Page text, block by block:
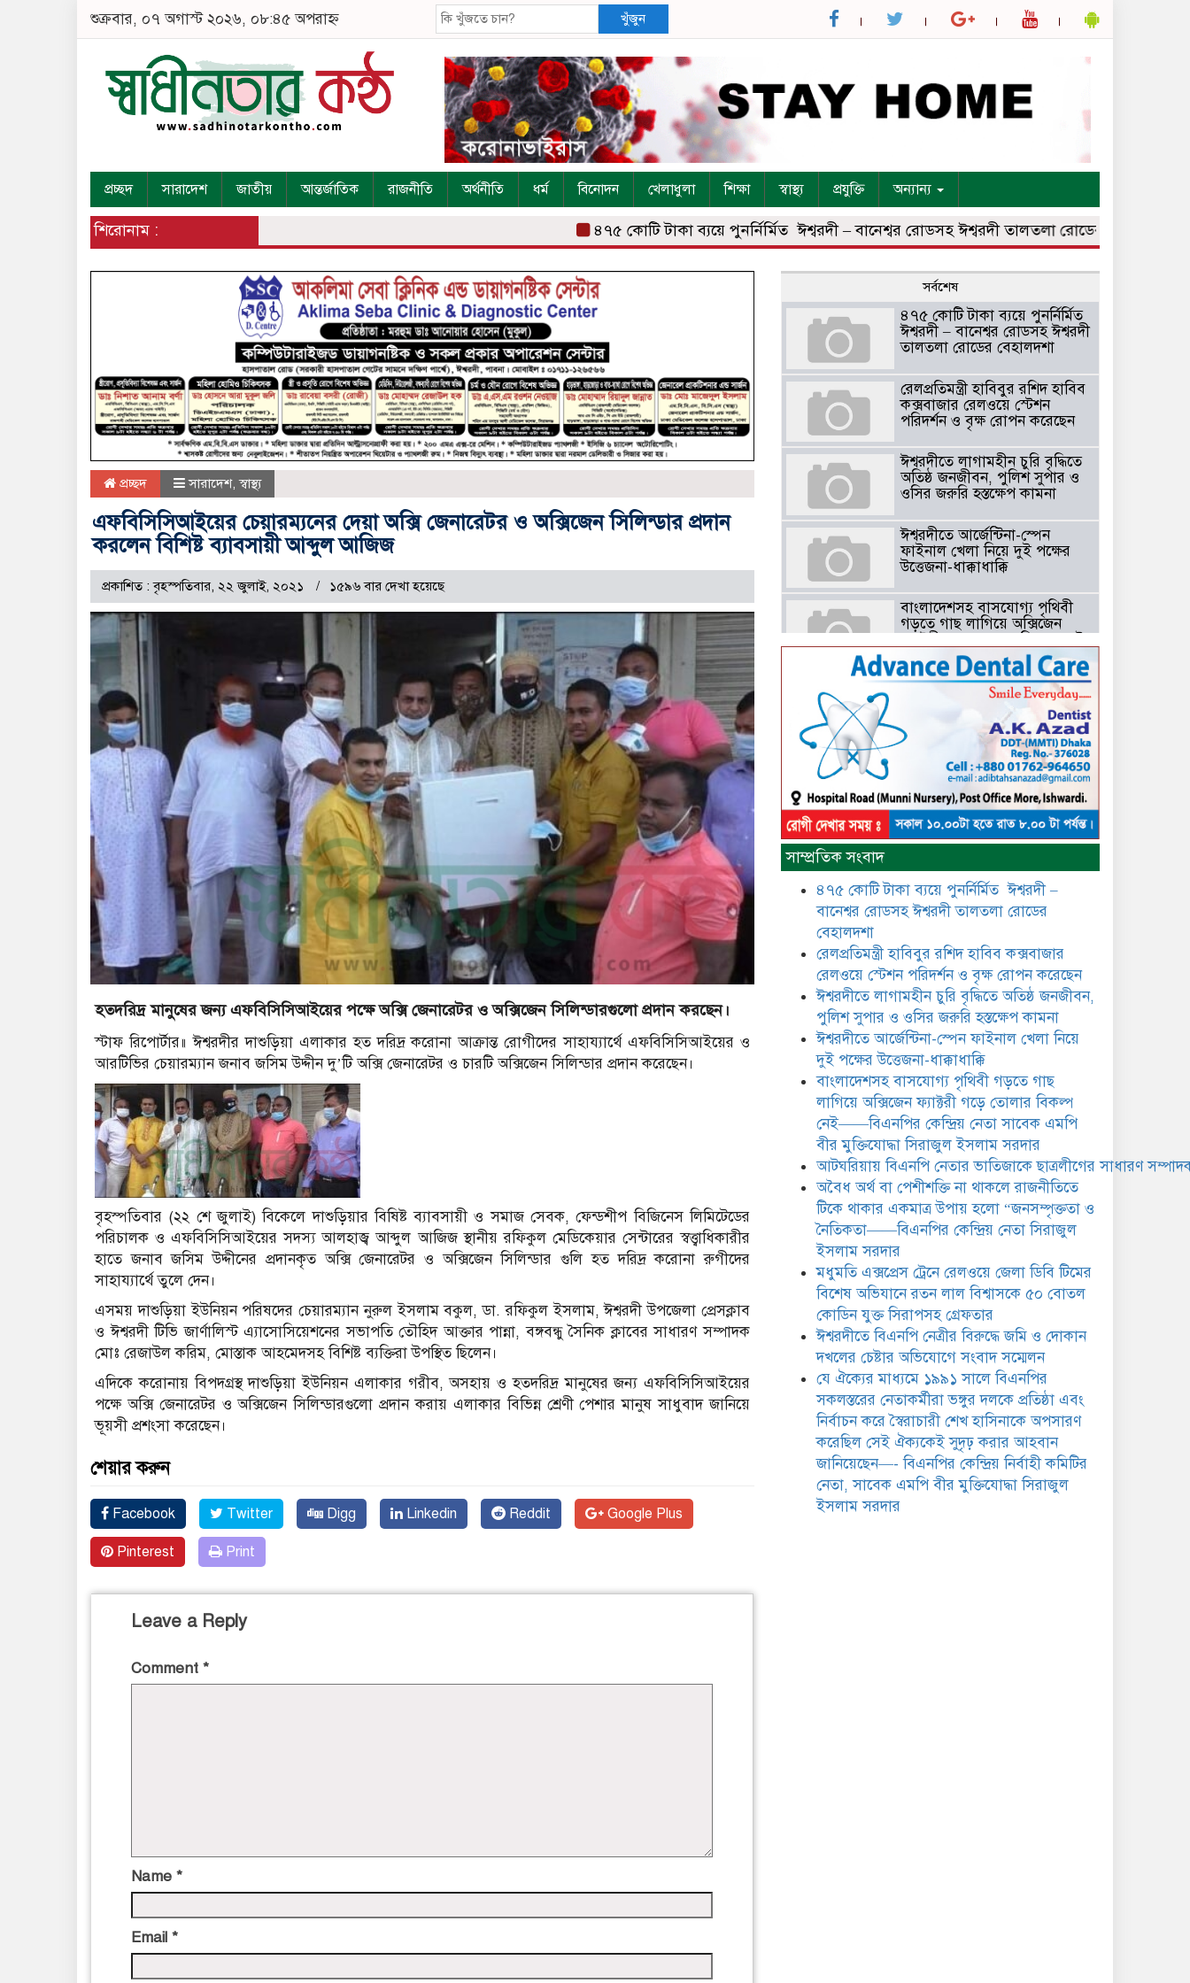
শুক্রবার, ০৭ অগাস্ট ২০২৬, ০৮:৪৫ অপরাহ্ন খুঁজুন
প্রচ্ছদ সারাদেশ জাতীয় আন্তর্জাতিক রাজনীতি অর্থনীতি ধর্ম বিনোদন খেলাধুলা শিক্ষা স্বাস্থ্য প্রযুক্তি অন্যান্য
শিরোনাম : ৪৭৫ কোটি টাকা ব্যয়ে পুনর্নির্মিত ঈশ্বরদী – বানেশ্বর রোডসহ ঈশ্বরদী তালতলা রোডের বেহালদশা
প্রচ্ছদ সারাদেশ,স্বাস্থ্য
এফবিসিসিআইয়ের চেয়ারম্যনের দেয়া অক্সি জেনারেটর ও অক্সিজেন সিলিন্ডার প্রদান
করলেন বিশিষ্ট ব্যাবসায়ী আব্দুল আজিজ
প্রকাশিত : বৃহস্পতিবার, ২২ জুলাই, ২০২১ ১৫৯৬ বার দেখা হয়েছে
হতদরিদ্র মানুষের জন্য এফবিসিসিআইয়ের পক্ষে অক্সি জেনারেটর ও অক্সিজেন সিলিন্ডারগুলো প্রদান করছেন।
স্টাফ রিপোর্টার॥ ঈশ্বরদীর দাশুড়িয়া এলাকার হত দরিদ্র করোনা আক্রান্ত রোগীদের সাহায্যার্থে এফবিসিসিআইয়ের ও
আরটিভির চেয়ারম্যান জনাব জসিম উদ্দীন দু’টি অক্সি জেনারেটর ও চারটি অক্সিজেন সিলিন্ডার প্রদান করেছেন।
বৃহস্পতিবার (২২ শে জুলাই) বিকেলে দাশুড়িয়ার বিষিষ্ট ব্যাবসায়ী ও সমাজ সেবক, ফেন্ডশীপ বিজিনেস লিমিটেডের
পরিচালক ও এফবিসিসিআইয়ের সদস্য আলহাজ্ব আব্দুল আজিজ স্থানীয় রফিকুল মেডিকেয়ার সেন্টারের স্বত্ত্বাধিকারীর
হাতে জনাব জসিম উদ্দীনের প্রদানকৃত অক্সি জেনারেটর ও অক্সিজেন সিলিন্ডার গুলি হত দরিদ্র করোনা রুগীদের
সাহায্যার্থে তুলে দেন।
এসময় দাশুড়িয়া ইউনিয়ন পরিষদের চেয়ারম্যান নুরুল ইসলাম বকুল, ডা. রফিকুল ইসলাম, ঈশ্বরদী উপজেলা প্রেসক্লাব
ও ঈশ্বরদী টিভি জার্ণালিস্ট এ্যাসোসিয়েশনের সভাপতি তৌহিদ আক্তার পান্না, বঙ্গবন্ধু সৈনিক ক্লাবের সাধারণ সম্পাদক
মোঃ রেজাউল করিম, মোস্তাক আহমেদসহ বিশিষ্ট ব্যক্তিরা উপস্থিত ছিলেন।
এদিকে করোনায় বিপদগ্রস্থ দাশুড়িয়া ইউনিয়ন এলাকার গরীব, অসহায় ও হতদরিদ্র মানুষের জন্য এফবিসিসিআইয়ের
পক্ষে অক্সি জেনারেটর ও অক্সিজেন সিলিন্ডারগুলো প্রদান করায় এলাকার বিভিন্ন শ্রেণী পেশার মানুষ সাধুবাদ জানিয়ে
ভূয়সী প্রশংসা করেছেন।
শেয়ার করুন
Facebook Twitter Digg Linkedin Reddit Google Plus
Pinterest Print
Leave a Reply
Comment *
Name *
Email *
সর্বশেষ
৪৭৫ কোটি টাকা ব্যয়ে পুনর্নির্মিত
ঈশ্বরদী – বানেশ্বর রোডসহ ঈশ্বরদী
তালতলা রোডের বেহালদশা
রেলপ্রতিমন্ত্রী হাবিবুর রশিদ হাবিব
কক্সবাজার রেলওয়ে স্টেশন
পরিদর্শন ও বৃক্ষ রোপন করেছেন
ঈশ্বরদীতে লাগামহীন চুরি বৃদ্ধিতে
অতিষ্ঠ জনজীবন, পুলিশ সুপার ও
ওসির জরুরি হস্তক্ষেপ কামনা ​
ঈশ্বরদীতে আর্জেন্টিনা-স্পেন
ফাইনাল খেলা নিয়ে দুই পক্ষের
উত্তেজনা-ধাক্কাধাক্কি
বাংলাদেশসহ বাসযোগ্য পৃথিবী
গড়তে গাছ লাগিয়ে অক্সিজেন
——বিএনপির কেন্দ্রিয় নেতা
সাবেক এমপি বীর মুক্তিযোদ্ধা
সিরাজুল ইসলাম সরদার
আটঘরিয়ায় বিএনপি নেতার ভাতিজাকে ছাত্রলীগের সাধারণ সম্পাদক
​​অবৈধ অর্থ বা পেশীশক্তি না থাকলে
রাজনীতিতে টিকে থাকার একমাত্র
নৈতিকতা——বিএনপির কেন্দ্রিয়
নেতা সিরাজুল ইসলাম সরদার
জেলা ডিবি টিমের বিশেষ অভিযানে
রতন লাল বিশ্বাসকে ৫০ বোতল
কোডিন যুক্ত সিরাপসহ গ্রেফতার
ঈশ্বরদীতে বিএনপি নেত্রীর বিরুদ্ধে
জমি ও দোকান দখলের চেষ্টার
অভিযোগে সংবাদ সম্মেলন
যে ঐক্যের মাধ্যমে ১৯৯১ সালে
বিএনপির সকলস্তরের নেতাকর্মীরা
ভঙ্গুর দলকে প্রতিষ্ঠা এবং নির্বাচন
করে স্বৈরাচারী শেখ হাসিনাকে
অপসারণ করেছিল সেই ঐক্যকেই
সুদৃঢ় করার আহবান জানিয়েছেন—- বিএনপির কেন্দ্রিয়
নির্বাহী কমিটির নেতা, সাবেক এমপি বীর মুক্তিযোদ্ধা
সিরাজুল ইসলাম সরদার
সাম্প্রতিক সংবাদ
৪৭৫ কোটি টাকা ব্যয়ে পুনর্নির্মিত ঈশ্বরদী –
বানেশ্বর রোডসহ ঈশ্বরদী তালতলা রোডের
বেহালদশা
রেলপ্রতিমন্ত্রী হাবিবুর রশিদ হাবিব কক্সবাজার
রেলওয়ে স্টেশন পরিদর্শন ও বৃক্ষ রোপন করেছেন
ঈশ্বরদীতে লাগামহীন চুরি বৃদ্ধিতে অতিষ্ঠ জনজীবন,
পুলিশ সুপার ও ওসির জরুরি হস্তক্ষেপ কামনা ​
ঈশ্বরদীতে আর্জেন্টিনা-স্পেন ফাইনাল খেলা নিয়ে
দুই পক্ষের উত্তেজনা-ধাক্কাধাক্কি
বাংলাদেশসহ বাসযোগ্য পৃথিবী গড়তে গাছ
লাগিয়ে অক্সিজেন ফ্যাক্টরী গড়ে তোলার বিকল্প
নেই——বিএনপির কেন্দ্রিয় নেতা সাবেক এমপি
বীর মুক্তিযোদ্ধা সিরাজুল ইসলাম সরদার
আটঘরিয়ায় বিএনপি নেতার ভাতিজাকে ছাত্রলীগের সাধারণ
​​অবৈধ অর্থ বা পেশীশক্তি না থাকলে রাজনীতিতে
টিকে থাকার একমাত্র উপায় হলো “জনসম্পৃক্ততা ও
নৈতিকতা——বিএনপির কেন্দ্রিয় নেতা সিরাজুল
ইসলাম সরদার
মধুমতি এক্সপ্রেস ট্রেনে রেলওয়ে জেলা ডিবি টিমের
বিশেষ অভিযানে রতন লাল বিশ্বাসকে ৫০ বোতল
কোডিন যুক্ত সিরাপসহ গ্রেফতার
ঈশ্বরদীতে বিএনপি নেত্রীর বিরুদ্ধে জমি ও দোকান
দখলের চেষ্টার অভিযোগে সংবাদ সম্মেলন
যে ঐক্যের মাধ্যমে ১৯৯১ সালে বিএনপির
সকলস্তরের নেতাকর্মীরা ভঙ্গুর দলকে প্রতিষ্ঠা এবং
নির্বাচন করে স্বৈরাচারী শেখ হাসিনাকে অপসারণ
করেছিল সেই ঐক্যকেই সুদৃঢ় করার আহবান
জানিয়েছেন—- বিএনপির কেন্দ্রিয় নির্বাহী কমিটির
নেতা, সাবেক এমপি বীর মুক্তিযোদ্ধা সিরাজুল
ইসলাম সরদার